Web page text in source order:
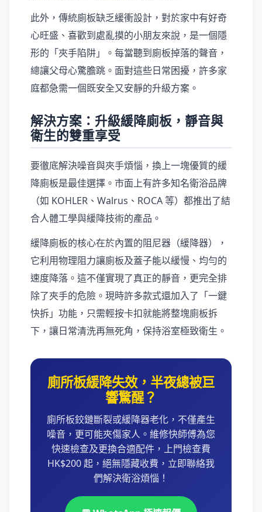
此外，傳統廁板缺乏緩衝設計，對於家中有好奇
心旺盛、喜歡到處亂摸的小朋友來說，是一個隱
形的「夾手陷阱」。每當聽到廁板掉落的聲音，
總讓父母心驚膽跳。面對這些日常困擾，許多家
庭都急需一個既安全又安靜的升級方案。
解決方案：升級緩降廁板，靜音與
衛生的雙重享受
要徹底解決噪音與夾手煩惱，換上一塊優質的緩
降廁板是最佳選擇。市面上有許多知名衛浴品牌
（如 KOHLER、Walrus、ROCA 等）都推出了結
合人體工學與緩降技術的產品。
緩降廁板的核心在於內置的阻尼器（緩降器），
它利用物理阻力讓廁板及蓋子能以緩慢、均勻的
速度降落。這不僅實現了真正的靜音，更完全排
除了夾手的危險。現時許多款式還加入了「一鍵
快拆」功能，只需輕按卡扣就能將整塊廁板拆
下，讓日常清洗再無死角，保持浴室極致衛生。
廁所板緩降失效，半夜總被巨
響驚醒？
廁所板鉸鏈斷裂或緩降器老化，不僅產生
噪音，更可能夾傷家人。維修快師傅為您
快速檢查及更換合適配件，上門檢查費
HK$200 起，絕無隱藏收費，立即聯絡我
們解決衛浴煩惱！